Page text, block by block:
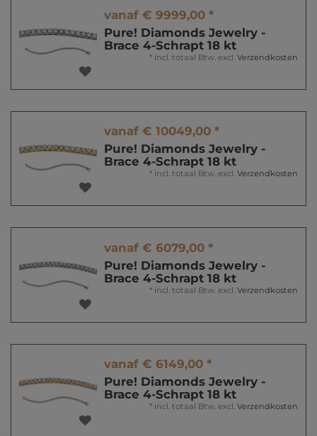
vanaf € 9999,00 *
Pure! Diamonds Jewelry -
Brace 4-Schrapt 18 kt
* incl. totaal Btw. excl. Verzendkosten
vanaf € 10049,00 *
Pure! Diamonds Jewelry -
Brace 4-Schrapt 18 kt
* incl. totaal Btw. excl. Verzendkosten
vanaf € 6079,00 *
Pure! Diamonds Jewelry -
Brace 4-Schrapt 18 kt
* incl. totaal Btw. excl. Verzendkosten
vanaf € 6149,00 *
Pure! Diamonds Jewelry -
Brace 4-Schrapt 18 kt
* incl. totaal Btw. excl. Verzendkosten